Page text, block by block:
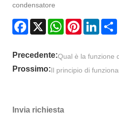
condensatore
Facebook
X WhatsAppPinterest
Precedente:Qual è la funzione
Prossimo:Il principio di
Invia richiesta